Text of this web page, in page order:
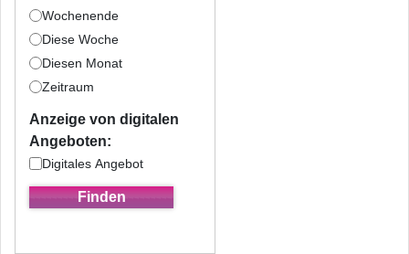
Wochenende
Diese Woche
Diesen Monat
Zeitraum
Anzeige von digitalen
Angeboten:
Digitales Angebot